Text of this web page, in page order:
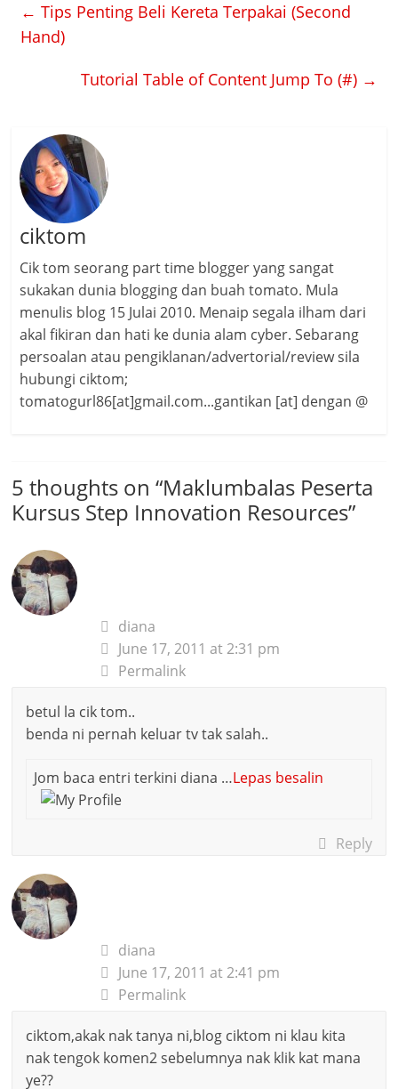
← Tips Penting Beli Kereta Terpakai (Second
Hand)
Tutorial Table of Content Jump To (#) →
ciktom
Cik tom seorang part time blogger yang sangat
sukakan dunia blogging dan buah tomato. Mula
menulis blog 15 Julai 2010. Menaip segala ilham dari
akal fikiran dan hati ke dunia alam cyber. Sebarang
persoalan atau pengiklanan/advertorial/review sila
hubungi ciktom;
tomatogurl86[at]gmail.com...gantikan [at] dengan @
5 thoughts on “Maklumbalas Peserta
Kursus Step Innovation Resources”
diana
June 17, 2011 at 2:31 pm
Permalink
betul la cik tom..
benda ni pernah keluar tv tak salah..
Jom baca entri terkini diana …Lepas besalin
Reply
diana
June 17, 2011 at 2:41 pm
Permalink
ciktom,akak nak tanya ni,blog ciktom ni klau kita
nak tengok komen2 sebelumnya nak klik kat mana
ye??